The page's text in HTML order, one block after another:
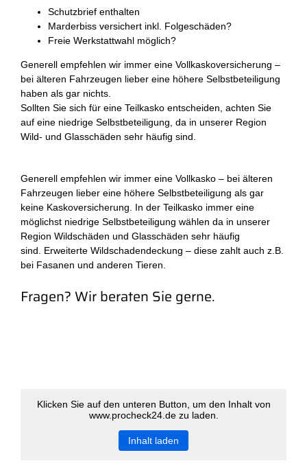
Schutzbrief enthalten
Marderbiss versichert inkl. Folgeschäden?
Freie Werkstattwahl möglich?
Generell empfehlen wir immer eine Vollkaskoversicherung –
bei älteren Fahrzeugen lieber eine höhere Selbstbeteiligung
haben als gar nichts.
Sollten Sie sich für eine Teilkasko entscheiden, achten Sie
auf eine niedrige Selbstbeteiligung, da in unserer Region
Wild- und Glasschäden sehr häufig sind.
Generell empfehlen wir immer eine Vollkasko – bei älteren
Fahrzeugen lieber eine höhere Selbstbeteiligung als gar
keine Kaskoversicherung. In der Teilkasko immer eine
möglichst niedrige Selbstbeteiligung wählen da in unserer
Region Wildschäden und Glasschäden sehr häufig
sind. Erweiterte Wildschadendeckung – diese zahlt auch z.B.
bei Fasanen und anderen Tieren.
Fragen? Wir beraten Sie gerne.
Klicken Sie auf den unteren Button, um den Inhalt von
www.procheck24.de zu laden.
Inhalt laden